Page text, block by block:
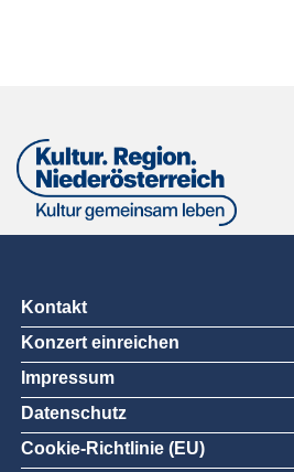
Kontakt
Konzert einreichen
Impressum
Datenschutz
Cookie-Richtlinie (EU)